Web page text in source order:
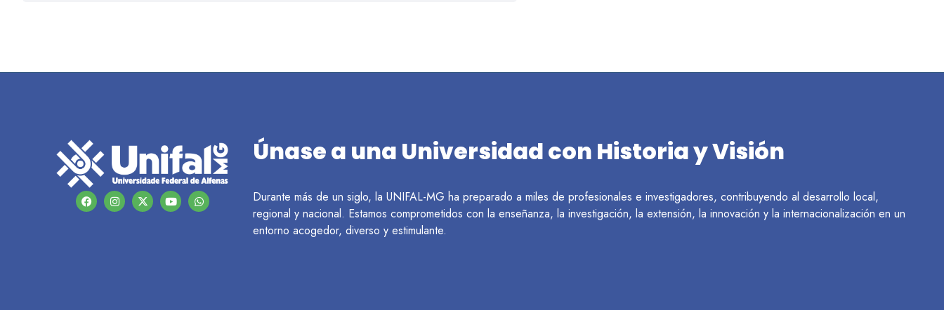
Únase a una Universidad con Historia y Visión
Durante más de un siglo, la UNIFAL-MG ha preparado a miles de profesionales e investigadores, contribuyendo al desarrollo local,
regional y nacional. Estamos comprometidos con la enseñanza, la investigación, la extensión, la innovación y la internacionalización en un
entorno acogedor, diverso y estimulante.